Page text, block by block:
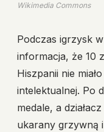
Wikimedia Commons
Podczas igrzysk
informacja, że 10
Hiszpanii nie
intelektualnej. Po
medale, a
ukarany grzywną